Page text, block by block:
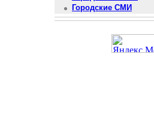
Городские СМИ